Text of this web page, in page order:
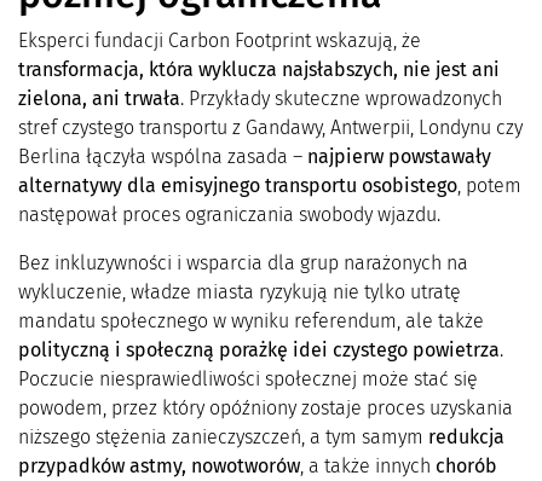
Eksperci fundacji Carbon Footprint wskazują, że
transformacja, która wyklucza najsłabszych, nie jest ani
zielona, ani trwała. Przykłady skuteczne wprowadzonych
stref czystego transportu z Gandawy, Antwerpii, Londynu czy
Berlina łączyła wspólna zasada – najpierw powstawały
alternatywy dla emisyjnego transportu osobistego, potem
następował proces ograniczania swobody wjazdu.
Bez inkluzywności i wsparcia dla grup narażonych na
wykluczenie, władze miasta ryzykują nie tylko utratę
mandatu społecznego w wyniku referendum, ale także
polityczną i społeczną porażkę idei czystego powietrza.
Poczucie niesprawiedliwości społecznej może stać się
powodem, przez który opóźniony zostaje proces uzyskania
niższego stężenia zanieczyszczeń, a tym samym redukcja
przypadków astmy, nowotworów, a także innych chorób